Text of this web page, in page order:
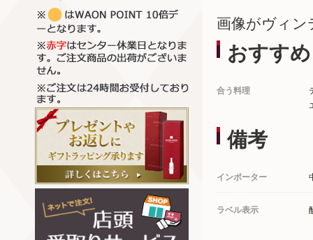
画像がヴィン
おすすめ
合う料理
備考
インポーター
ラベル表示